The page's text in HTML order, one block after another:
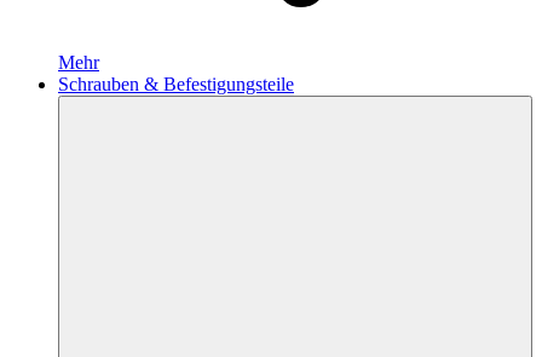
Mehr
Schrauben & Befestigungsteile